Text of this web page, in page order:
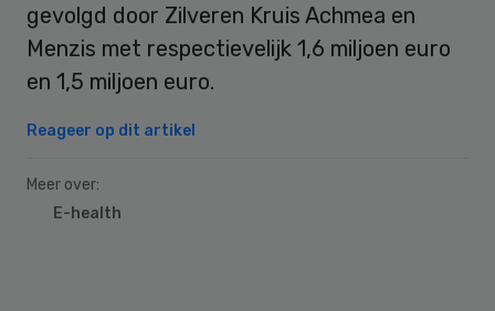
gevolgd door Zilveren Kruis Achmea en
Menzis met respectievelijk 1,6 miljoen euro
en 1,5 miljoen euro.
Reageer op dit artikel
Meer over:
E-health